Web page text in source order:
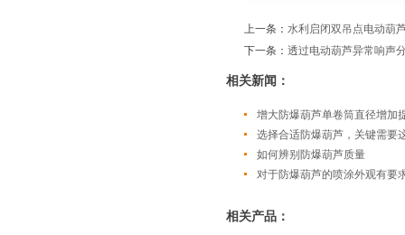
上一条： 水利启闭双吊点电动葫
下一条： 透过电动葫芦异常响声
相关新闻：
增大防爆葫芦单卷筒直径增加
选择合适防爆葫芦，关键需要
如何辨别防爆葫芦质量
对于防爆葫芦的喷涂外观有要
相关产品：